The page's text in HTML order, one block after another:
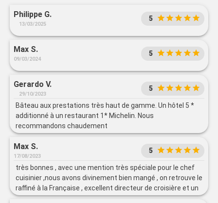
Philippe G.
13/03/2025
5
Max S.
09/03/2024
5
Gerardo V.
29/10/2023
5
Bâteau aux prestations très haut de gamme. Un hôtel 5 *
additionné à un restaurant 1* Michelin. Nous
recommandons chaudement
Max S.
17/08/2023
5
très bonnes , avec une mention très spéciale pour le chef
cuisinier ,nous avons divinement bien mangé , on retrouve le
raffiné à la Française , excellent directeur de croisière et un
Commandant exceptionnel toujours à l'écoute des